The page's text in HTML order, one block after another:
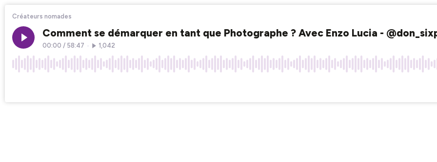
Créateurs nomades
Comment se démarquer en tant que Photographe ? Avec Enzo Lucia -
00:00 / 58:47 1,042